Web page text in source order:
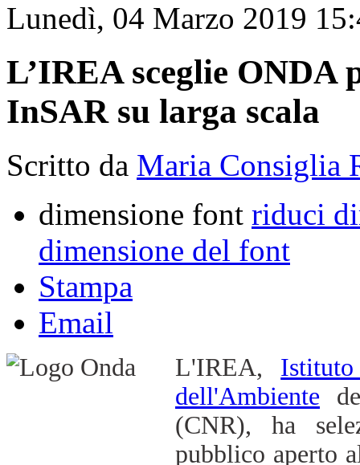
Lunedì, 04 Marzo 2019
L’IREA sceglie ONDA
InSAR su larga scala
Scritto da Maria Consiglia
dimensione font riduci
dimensione del font
Stampa
Email
L'IREA,
dell'Ambiente
(CNR), ha
pubblico aperto